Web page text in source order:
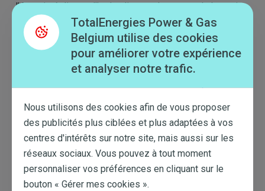
l'énergie éolienne, l'hydraulique et les parcs de batteries.
Énergie éolienne
l'équivalent des besoins annuels en électricité de
300.000 foyers.
TotalEnergies Power & Gas
Belgium utilise des cookies
pour améliorer votre expérience
et analyser notre trafic.
Nous utilisons des cookies afin de vous proposer
des publicités plus ciblées et plus adaptées à vos
centres d'intérêts sur notre site, mais aussi sur les
réseaux sociaux. Vous pouvez à tout moment
personnaliser vos préférences en cliquant sur le
bouton « Gérer mes cookies ».